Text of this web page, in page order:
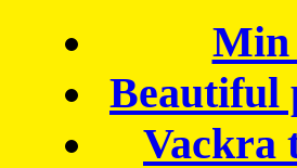
Min
Beautiful
Vackra